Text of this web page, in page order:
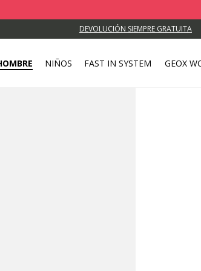
DEVOLUCIÓN SIEMPRE GRATUITA
NIÑOS FAST IN SYSTEM GEOX